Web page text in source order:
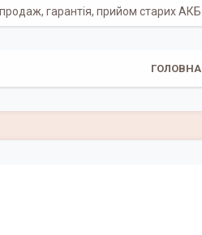
гарантія, прийом старих АКБ
ГОЛОВНА